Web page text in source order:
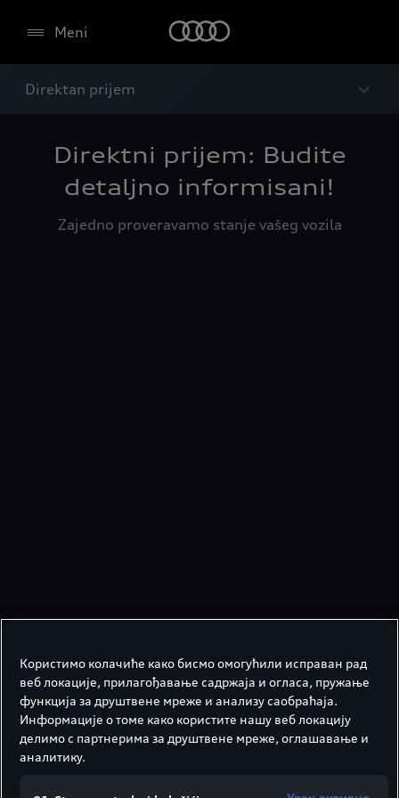
Meni
Direktan prijem
Direktni prijem: Budite
detaljno informisani!
Zajedno proveravamo stanje vašeg vozila
Izdvojićemo vreme za
Vas
Користимо колачиће како бисмо омогућили исправан рад
веб локације, прилагођавање садржаја и огласа, пружање
функција за друштвене мреже и анализу саобраћаја.
Информације о томе како користите нашу веб локацију
делимо с партнерима за друштвене мреже, оглашавање и
аналитику.